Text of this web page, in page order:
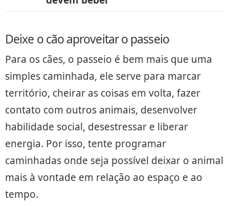
Deixe o cão aproveitar o passeio
Para os cães, o passeio é bem mais que uma
simples caminhada, ele serve para marcar
território, cheirar as coisas em volta, fazer
contato com outros animais, desenvolver
habilidade social, desestressar e liberar
energia. Por isso, tente programar
caminhadas onde seja possível deixar o animal
mais à vontade em relação ao espaço e ao
tempo.